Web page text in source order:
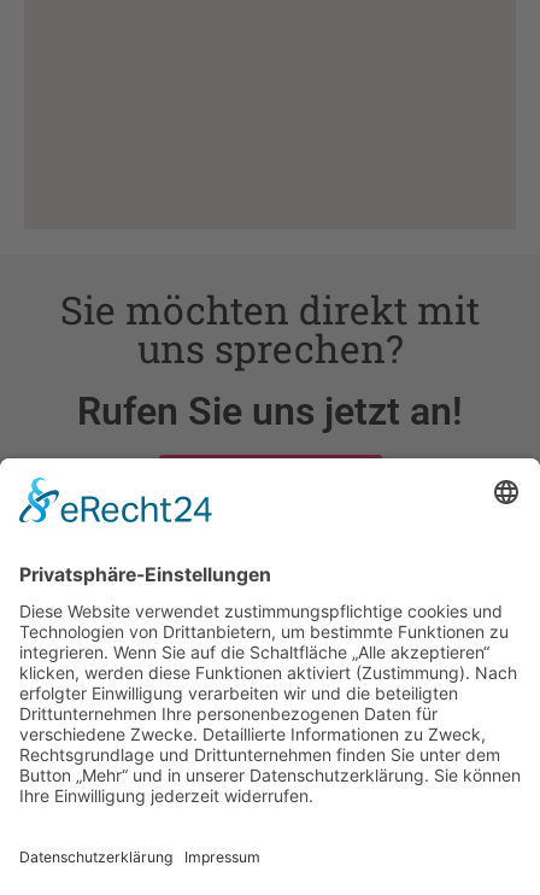
Sie möchten direkt mit
uns sprechen?
Rufen Sie uns jetzt an!
Jetzt Ihre kostenlose Beratung
buchen!
eingegebenen Daten sowie mit der